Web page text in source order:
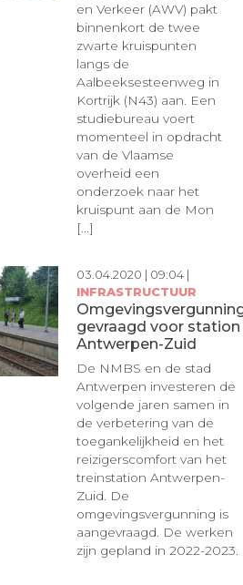
en Verkeer (AWV) pakt
binnenkort de twee
zwarte kruispunten
langs de
Aalbeeksesteenweg in
Kortrijk (N43) aan. Een
studiebureau voert
momenteel in opdracht
van de Vlaamse
overheid een
onderzoek naar het
kruispunt aan de Mon
[...]
03.04.2020 | 09:04 |
INFRASTRUCTUUR
gevraagd voor station
Antwerpen-Zuid
De NMBS en de stad
Antwerpen investeren de
volgende jaren samen in
de verbetering van de
toegankelijkheid en het
reizigerscomfort van het
treinstation Antwerpen-
Zuid. De
omgevingsvergunning is
aangevraagd. De werken
zijn gepland in 2022-2023.